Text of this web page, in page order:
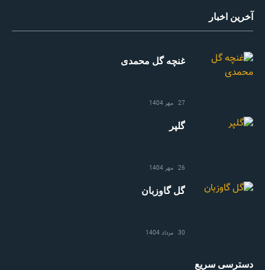
آخرین اخبار
غنچه گل محمدی
27 مهر 1404
گلپر
26 مهر 1404
گل گاوزبان
30 مرداد 1404
دسترسی سریع